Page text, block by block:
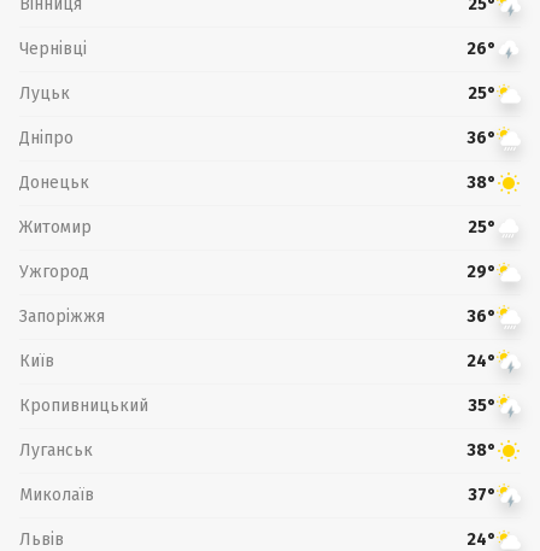
25°
Чернівці 26°
Луцьк 25°
Дніпро 36°
Донецьк 38°
Житомир 25°
Ужгород 29°
Запоріжжя 36°
Київ 24°
Кропивницький 35°
Луганськ 38°
Миколаїв 37°
Львів 24°